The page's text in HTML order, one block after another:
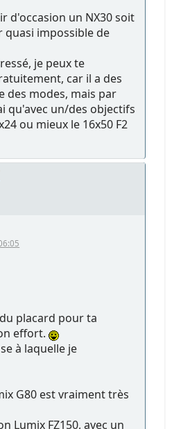
d'occasion un NX30 soit
quasi impossible de
je peux te
car il a des
des modes, mais par
qu'avec un/des objectifs
ou mieux le 16x50 F2
placard pour ta
effort.
à laquelle je
G80 est vraiment très
Lumix FZ150, avec un